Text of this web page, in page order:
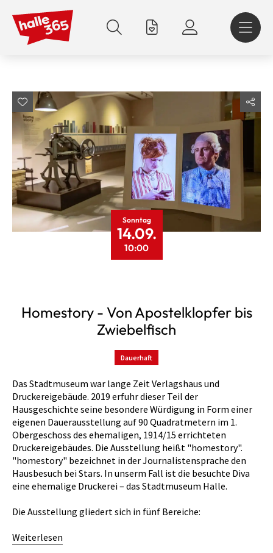
zum
Inhalt
Sonntag
14.09.
10:00
Homestory - Von Apostelklopfer bis
Zwiebelfisch
Dauerhaft
Das Stadtmuseum war lange Zeit Verlagshaus und
Druckereigebäude. 2019 erfuhr dieser Teil der
Hausgeschichte seine besondere Würdigung in Form einer
eigenen Dauerausstellung auf 90 Quadratmetern im 1.
Obergeschoss des ehemaligen, 1914/15 errichteten
Druckereigebäudes. Die Ausstellung heißt "homestory".
"homestory" bezeichnet in der Journalistensprache den
Hausbesuch bei Stars. In unserm Fall ist die besuchte Diva
eine ehemalige Druckerei – das Stadtmuseum Halle.
Die Ausstellung gliedert sich in fünf Bereiche:
Weiterlesen